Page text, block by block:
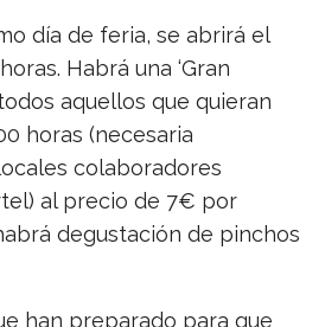
día de feria, se abrirá el
Habrá una ‘Gran
aquellos que quieran
horas (necesaria
colaboradores
al precio de 7€ por
degustación de pinchos
han preparado para que